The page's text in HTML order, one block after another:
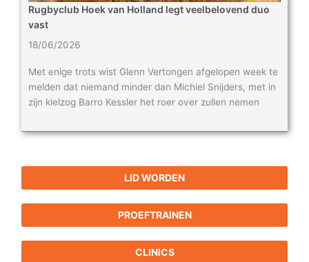
Rugbyclub Hoek van Holland legt veelbelovend duo
vast
18/06/2026
Met enige trots wist Glenn Vertongen afgelopen week te
melden dat niemand minder dan Michiel Snijders, met in
zijn kielzog Barro Kessler het roer over zullen nemen
LID WORDEN
PROEFTRAINEN
CLINICS